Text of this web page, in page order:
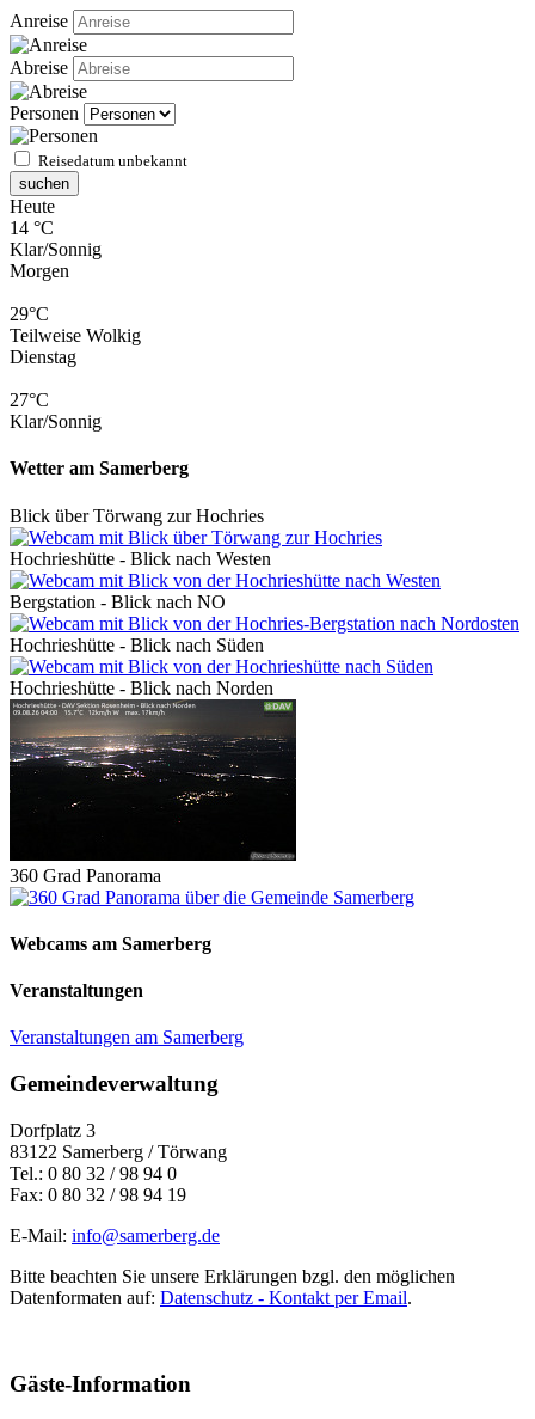
Anreise
Abreise
Personen
Reisedatum unbekannt
suchen
Heute
14 °C
Klar/Sonnig
Morgen
29°C
Teilweise Wolkig
Dienstag
27°C
Klar/Sonnig
Wetter am Samerberg
Blick über Törwang zur Hochries
Hochrieshütte - Blick nach Westen
Bergstation - Blick nach NO
Hochrieshütte - Blick nach Süden
Hochrieshütte - Blick nach Norden
360 Grad Panorama
Webcams am Samerberg
Veranstaltungen
Veranstaltungen am Samerberg
Gemeindeverwaltung
Dorfplatz 3
83122 Samerberg / Törwang
Tel.: 0 80 32 / 98 94 0
Fax: 0 80 32 / 98 94 19
E-Mail: info@samerberg.de
Bitte beachten Sie unsere Erklärungen bzgl. den möglichen
Datenformaten auf: Datenschutz - Kontakt per Email.
Gäste-Information